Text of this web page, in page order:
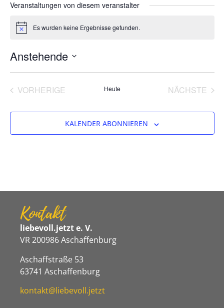
Veranstaltungen von diesem veranstalter
HinweisEs wurden keine Ergebnisse gefunden.
Anstehende
wählen.
VORHERIGE VERANSTALTUNGEN
Heute NÄCHSTE
KALENDER ABONNIEREN
Kontakt
liebevoll.jetzt e. V.
VR 200986 Aschaffenburg
Aschaffstraße 53
63741 Aschaffenburg
kontakt@liebevoll.jetzt